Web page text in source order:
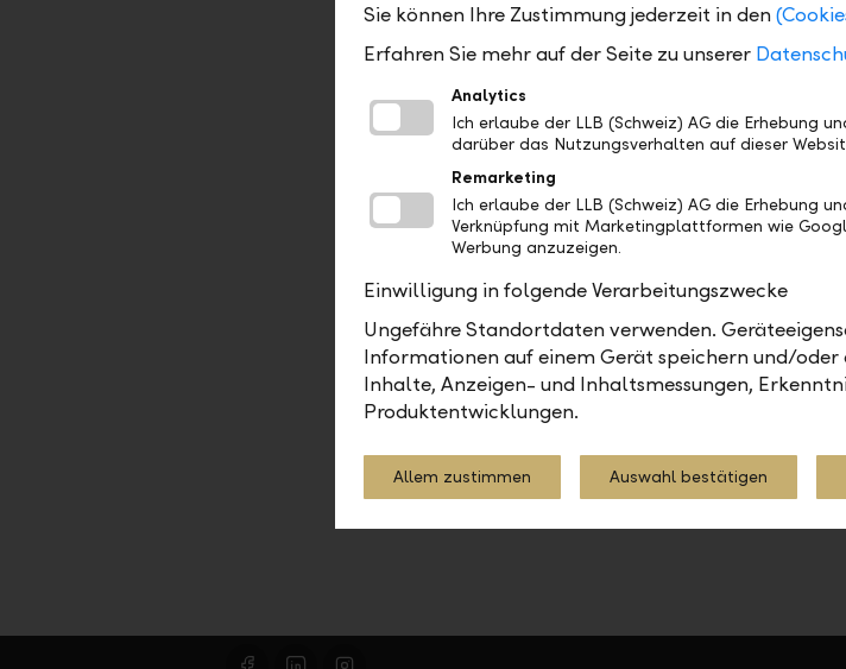
(Vormerkposten)
gebuchte Kontoauszüge)
camt.054: ersetzt die bisherige MT942-
gebuchten Zahlungen, wenn
bei der Bank eingereicht wurden.)
Zahlungsverkehr
Teilen
Sie können Ihre Zustimmung jederzeit in den
Erfahren Sie mehr auf der Seite zu unserer
Analytics
Ich erlaube der LLB (Schweiz) AG die Erhebung
darüber das Nutzungsverhalten auf dieser
Remarketing
Ich erlaube der LLB (Schweiz) AG die Erhebung
Verknüpfung mit Marketingplattformen wie
Werbung anzuzeigen.
Einwilligung in folgende Verarbeitungszwecke
Ungefähre Standortdaten verwenden.
Informationen auf einem Gerät speichern und/
Inhalte, Anzeigen- und Inhaltsmessungen,
Produktentwicklungen.
Allem zustimmen Auswahl bestätigen